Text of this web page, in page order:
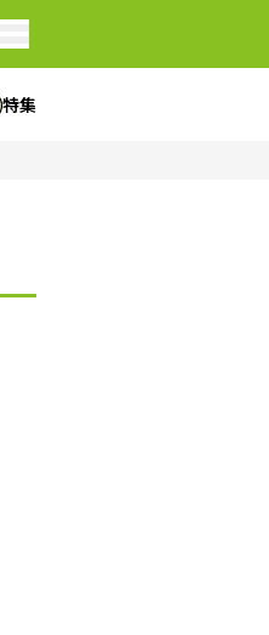
特集